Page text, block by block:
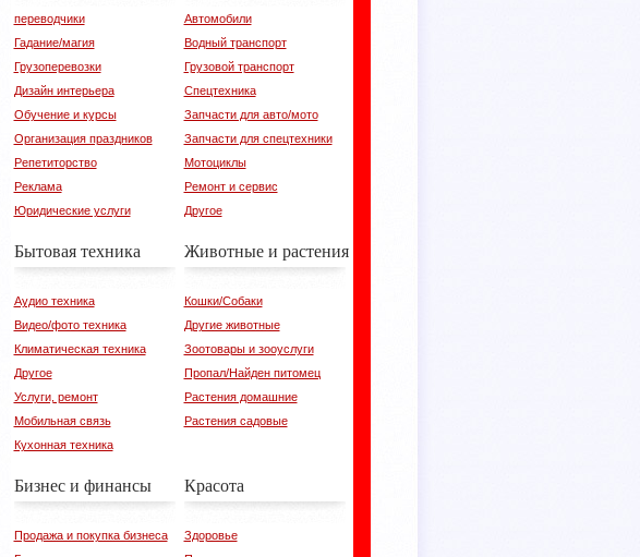
переводчики
Гадание/магия
Грузоперевозки
Дизайн интерьера
Обучение и курсы
Организация праздников
Репетиторство
Реклама
Юридические услуги
Автомобили
Водный транспорт
Грузовой транспорт
Спецтехника
Запчасти для авто/мото
Запчасти для спецтехники
Мотоциклы
Ремонт и сервис
Другое
Бытовая техника
Аудио техника
Видео/фото техника
Климатическая техника
Другое
Услуги, ремонт
Мобильная связь
Кухонная техника
Животные и растения
Кошки/Собаки
Другие животные
Зоотовары и зооуслуги
Пропал/Найден питомец
Растения домашние
Растения садовые
Бизнес и финансы
Продажа и покупка бизнеса
Красота
Здоровье